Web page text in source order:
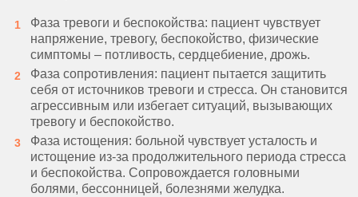
Фаза тревоги и беспокойства: пациент чувствует
напряжение, тревогу, беспокойство, физические
симптомы – потливость, сердцебиение, дрожь.
Фаза сопротивления: пациент пытается защитить
себя от источников тревоги и стресса. Он становится
агрессивным или избегает ситуаций, вызывающих
тревогу и беспокойство.
Фаза истощения: больной чувствует усталость и
истощение из-за продолжительного периода стресса
и беспокойства. Сопровождается головными
болями, бессонницей, болезнями желудка.